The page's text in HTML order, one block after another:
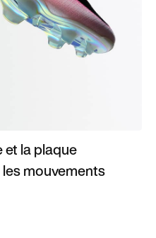
et la plaque
mouvements